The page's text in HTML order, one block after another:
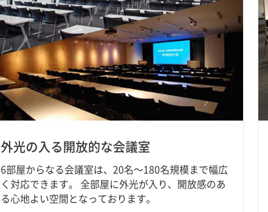
外光の入る開放的な会議室
6部屋からなる会議室は、20名～180名規模まで幅広
く対応できます。 全部屋に外光が入り、開放感のあ
る心地よい空間となっております。